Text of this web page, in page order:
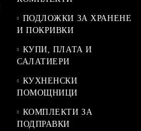
ПОДЛОЖКИ ЗА ХРАНЕНЕ
И ПОКРИВКИ
КУПИ, ПЛАТА И
САЛАТИЕРИ
КУХНЕНСКИ
ПОМОЩНИЦИ
КОМПЛЕКТИ ЗА
ПОДПРАВКИ